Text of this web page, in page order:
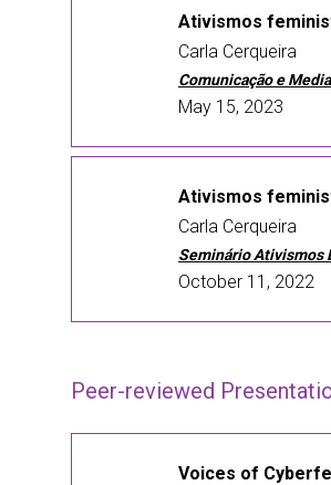
Ativismos
Carla Cerqueira
Comunicação e
May 15, 2023
Ativismos
Carla Cerqueira
Seminário Ativismos
October 11, 2022
Peer-reviewed
Voices of